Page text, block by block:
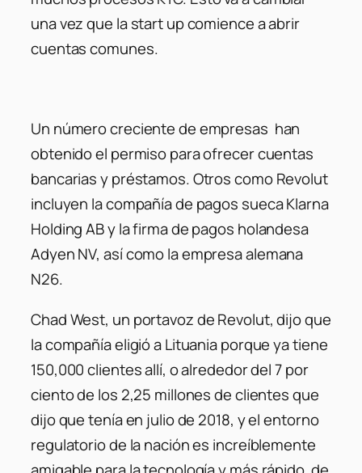
una vez que la start up comience a abrir
cuentas comunes.
Un número creciente de empresas han
obtenido el permiso para ofrecer cuentas
bancarias y préstamos. Otros como Revolut
incluyen la compañía de pagos sueca Klarna
Holding AB y la firma de pagos holandesa
Adyen NV, así como la empresa alemana
N26.
Chad West, un portavoz de Revolut, dijo que
la compañía eligió a Lituania porque ya tiene
150,000 clientes allí, o alrededor del 7 por
ciento de los 2,25 millones de clientes que
dijo que tenía en julio de 2018, y el entorno
regulatorio de la nación es increíblemente